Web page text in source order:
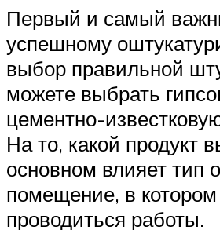
Первый и самый
успешному
выбор правильной
можете выбрать
цементно-
На то, какой продукт
основном влияет тип
помещение, в котором
проводиться работы.